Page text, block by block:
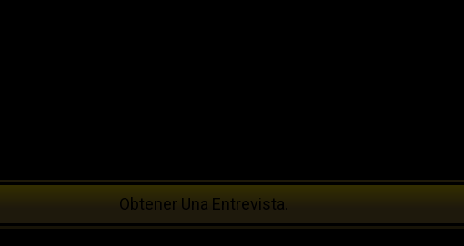
Obtener Una Entrevista.